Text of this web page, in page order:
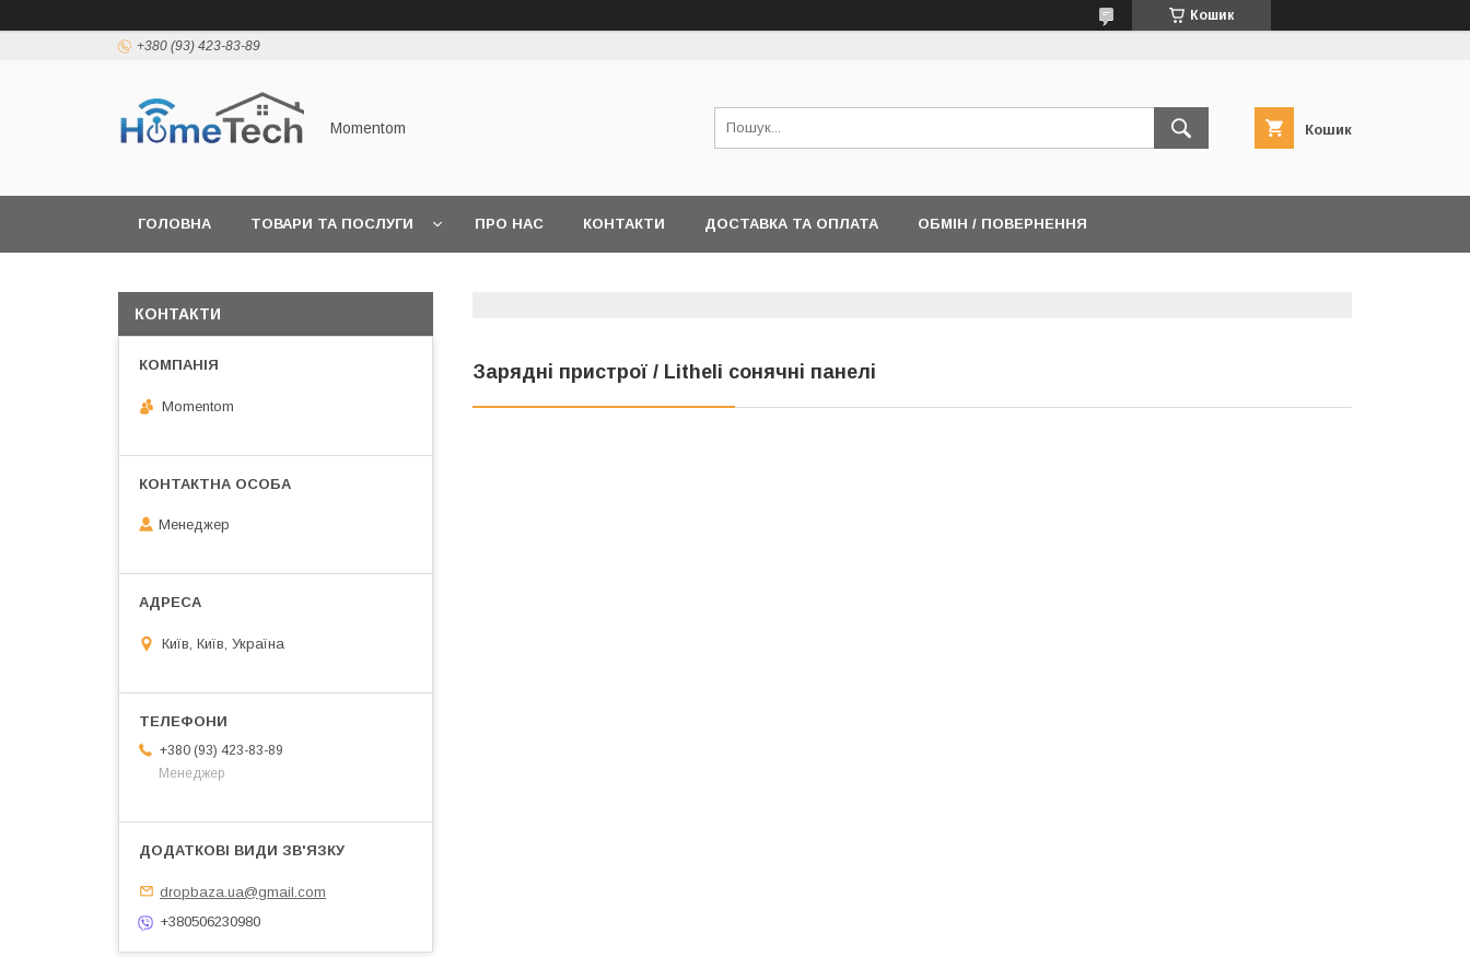
Кошик
+380 (93) 423-83-89
Momentom Кошик
ГОЛОВНА ТОВАРИ ТА ПОСЛУГИ ПРО НАС КОНТАКТИ ДОСТАВКА ТА ОПЛАТА ОБМІН / ПОВЕРНЕННЯ
Зарядні пристрої / Litheli сонячні панелі
КОНТАКТИ
Momentom
Менеджер
Київ, Київ, Україна
+380 (93) 423-83-89
Менеджер
dropbaza.ua@gmail.com
+380506230980